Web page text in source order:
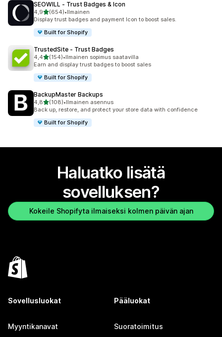
SEOWILL ‑ Trust Badges & Icon
4,9/ 5 tähteä
(654)
654 arvostelua yhteensä
•Ilmainen
Display trust badges and payment Icon to boost sales.
Built for Shopify
TrustedSite ‑ Trust Badges
4,4/ 5 tähteä
(154)
154 arvostelua yhteensä
•Ilmainen sopimus saatavilla
Earn and display trust badges to boost sales
Built for Shopify
BackupMaster Backups
4,8/ 5 tähteä
(108)
108 arvostelua yhteensä
•Ilmainen asennus
Back up, restore, and protect your store data with confidence
Built for Shopify
Haluatko lisätä
sovelluksen?
Kokeile Shopifyta ilmaiseksi kolmen päivän ajan
Sovellusluokat
Myyntikanavat
Pääluokat
Suoratoimitus